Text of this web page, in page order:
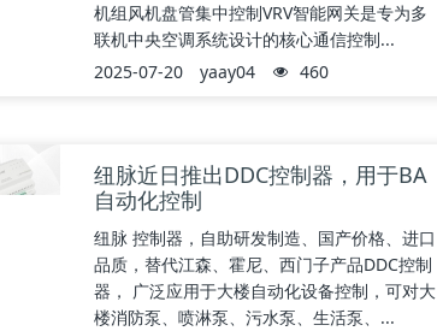
机组风机盘管集中控制VRV智能网关是专为多
联机中央空调系统设计的核心通信控制...
2025-07-20
yaay04 460
纽脉近日推出DDC控制器，用于BA
自动化控制
纽脉 控制器，自助研发制造、国产价格、进口
品质，替代江森、霍尼、西门子产品DDC控制
器， 广泛应用于大楼自动化设备控制，可对大
楼消防泵、喷淋泵、污水泵、生活泵、...